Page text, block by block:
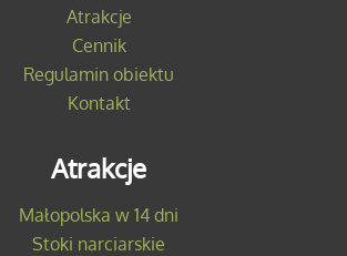
Atrakcje
Cennik
Regulamin obiektu
Kontakt
Atrakcje
Małopolska w 14 dni
Stoki narciarskie